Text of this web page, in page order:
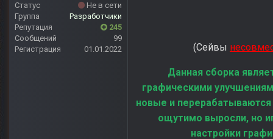
Статус
Не в сети
Группа
Разработчики
Репутация
245
Сообщений
99
Регистрация
01.01.2022 (Сейвы
Данная сборка
графическими
новые и
ощутимо выросли, но
настройки